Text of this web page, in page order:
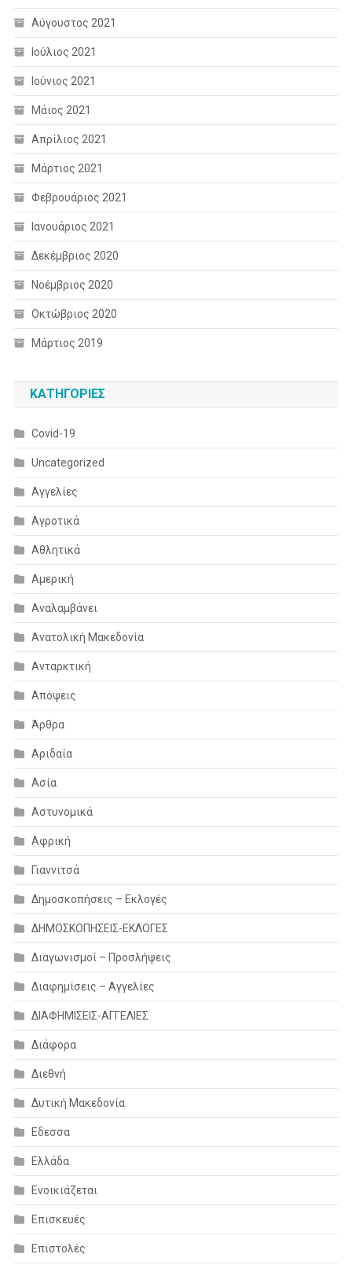
Αύγουστος 2021
Ιούλιος 2021
Ιούνιος 2021
Μάιος 2021
Απρίλιος 2021
Μάρτιος 2021
Φεβρουάριος 2021
Ιανουάριος 2021
Δεκέμβριος 2020
Νοέμβριος 2020
Οκτώβριος 2020
Μάρτιος 2019
KΑΤΗΓΟΡΊΕΣ
Covid-19
Uncategorized
Αγγελίες
Αγροτικά
Αθλητικά
Αμερική
Αναλαμβάνει
Ανατολική Μακεδονία
Ανταρκτική
Απόψεις
Άρθρα
Αριδαία
Ασία
Αστυνομικά
Αφρική
Γιαννιτσά
Δημοσκοπήσεις – Εκλογές
ΔΗΜΟΣΚΟΠΗΣΕΙΣ-ΕΚΛΟΓΕΣ
Διαγωνισμοί – Προσλήψεις
Διαφημίσεις – Αγγελίες
ΔΙΑΦΗΜΙΣΕΙΣ-ΑΓΓΕΛΙΕΣ
Διάφορα
Διεθνή
Δυτική Μακεδονία
Εδεσσα
Ελλάδα
Ενοικιάζεται
Επισκευές
Επιστολές